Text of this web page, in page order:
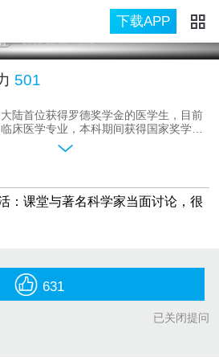
下载APP
2016-12-02 上海
501
陆首位获得罗德奖学金的医学生，目前
床医学专业，本科期间获得国家奖学
学金。曾赴牛津大学从事基因组编辑和
究，并在耶鲁大学医学院精神病学系实
作者身份在神经生物学国际顶级期刊
上发表研究论文，揭示了神经病
研发出新型镇痛药物。作为中国医学生
China）的副主席，我在中国建立了
励人们寻求专业帮助。生活中，我热爱
为北京大学男排队员获得市、校级比赛
科学家，利用医疗科技帮助中国的精神
：课堂与著名科学家当面讨论，很
631
已关闭提问